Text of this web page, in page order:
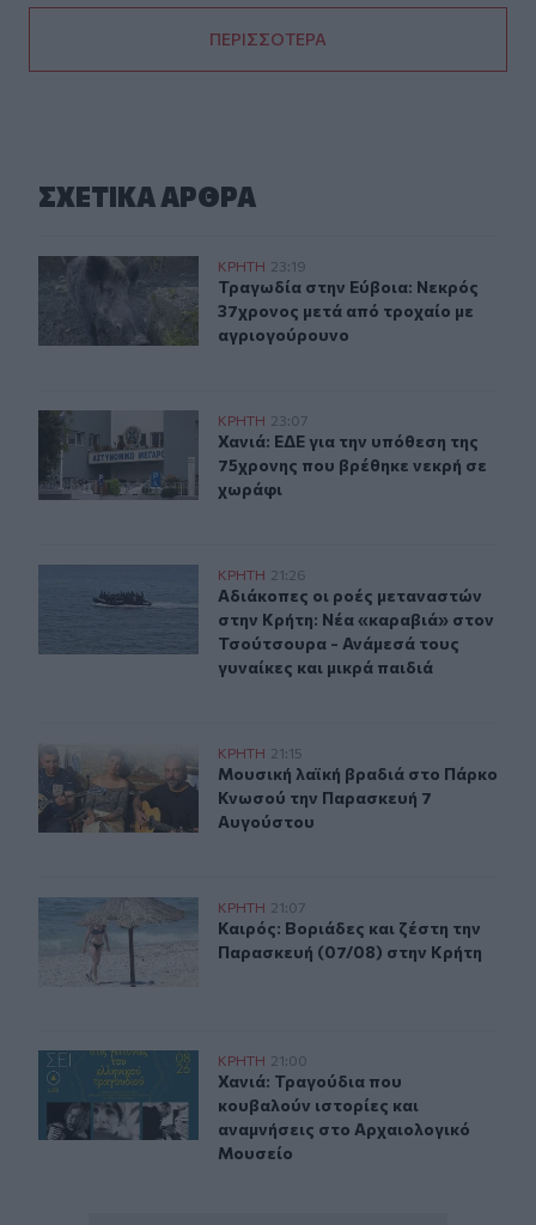
ΠΕΡΙΣΣΟΤΕΡΑ
ΣΧΕΤΙΚA AΡΘΡΑ
Τραγωδία στην Εύβοια: Νεκρός 37χρονος μετά από
ΚΡΗΤΗ 23:19
Τραγωδία στην Εύβοια: Νεκρός
Τραγωδία στην Εύβοια: Νεκρός
37χρονος μετά από τροχαίο με
αγριογούρουνο
Χανιά: ΕΔΕ για την υπόθεση της 75χρονης που βρέθηκε
ΚΡΗΤΗ 23:07
Χανιά: ΕΔΕ για την υπόθεση της
Χανιά: ΕΔΕ για την υπόθεση της
75χρονης που βρέθηκε νεκρή σε
χωράφι
Αδιάκοπες οι ροές μεταναστών στην Κρήτη: Νέα
ΚΡΗΤΗ 21:26
Αδιάκοπες οι ροές μεταναστών
Αδιάκοπες οι ροές μεταναστών
στην Κρήτη: Νέα «καραβιά» στον
Τσούτσουρα - Ανάμεσά τους
γυναίκες και μικρά παιδιά
Μουσική λαϊκή βραδιά στο Πάρκο Κνωσού την
ΚΡΗΤΗ 21:15
Μουσική λαϊκή βραδιά στο
Μουσική λαϊκή βραδιά στο Πάρκο
Κνωσού την Παρασκευή 7
Αυγούστου
Καιρός: Βοριάδες και ζέστη την Παρασκευή (07/08)
ΚΡΗΤΗ 21:07
Καιρός: Βοριάδες και ζέστη την
Καιρός: Βοριάδες και ζέστη την
Παρασκευή (07/08) στην Κρήτη
Χανιά: Τραγούδια που κουβαλούν ιστορίες και
ΚΡΗΤΗ 21:00
Χανιά: Τραγούδια που κουβαλούν
Χανιά: Τραγούδια που
κουβαλούν ιστορίες και
αναμνήσεις στο Αρχαιολογικό
Μουσείο